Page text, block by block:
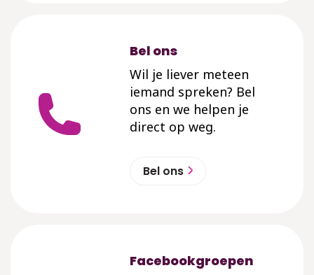
Bel ons
Wil je liever meteen
iemand spreken? Bel
ons en we helpen je
direct op weg.
Bel ons
Facebookgroepen